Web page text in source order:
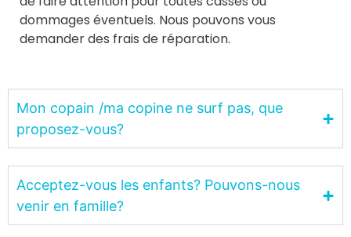
dommages éventuels. Nous pouvons vous
demander des frais de réparation.
Mon copain /ma copine ne surf pas, que
proposez-vous?
Acceptez-vous les enfants? Pouvons-nous
venir en famille?